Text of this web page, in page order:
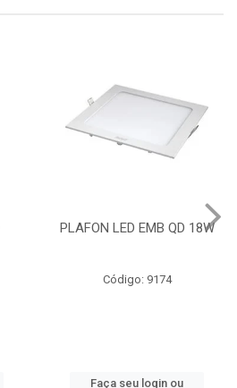
PLAFON LED EMB QD 18W
Código: 9174
Faça seu login ou